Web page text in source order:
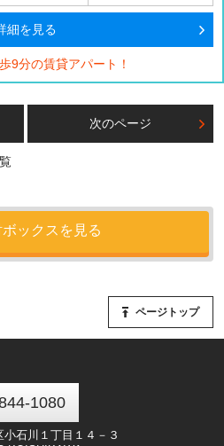
細を見る
9分の賃貸アパート！
次のページ
ックスを見る
ページトップ
1080
小石川１丁目１４－３